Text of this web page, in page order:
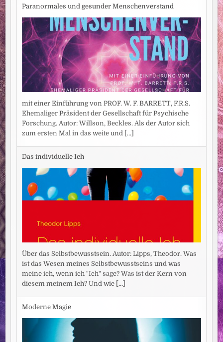
Paranormales und gesunder Menschenverstand
mit einer Einführung von PROF. W. F. BARRETT, F.R.S.
Ehemaliger Präsident der Gesellschaft für Psychische
Forschung. Autor: Willson, Beckles. Als der Autor sich
zum ersten Mal in das weite und
[...]
Das individuelle Ich
Über das Selbstbewusstsein. Autor: Lipps, Theodor. Was
ist das Wesen meines Selbstbewusstseins und was
meine ich, wenn ich "Ich" sage? Was ist der Kern von
diesem meinem Ich? Und wie [...]
Moderne Magie